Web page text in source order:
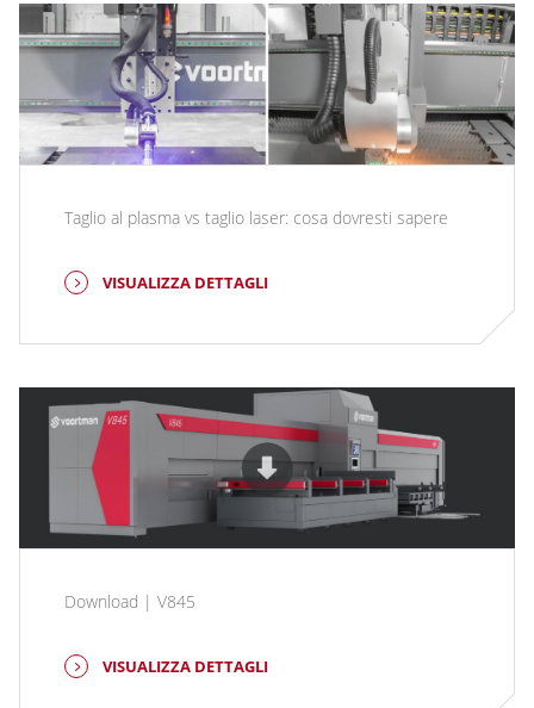
Taglio al plasma vs taglio laser: cosa dovresti sapere
VISUALIZZA DETTAGLI
Download | V845
VISUALIZZA DETTAGLI